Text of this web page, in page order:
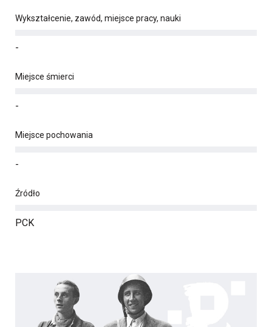
Wykształcenie, zawód, miejsce pracy, nauki
-
Miejsce śmierci
-
Miejsce pochowania
-
Źródło
PCK